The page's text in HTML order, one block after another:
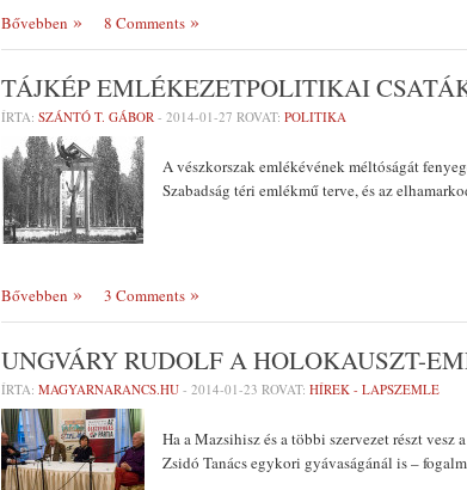
Bővebben 8 Comments
TÁJKÉP EMLÉKEZETPOLITIKAI
ÍRTA: SZÁNTÓ T. GÁBOR - 2014-01-27 ROVAT: POLITIKA
A vészkorszak emlékévének méltóságát
Szabadság téri emlékmű terve, és az
Bővebben 3 Comments
UNGVÁRY RUDOLF A HOLOKAUSZT-
ÍRTA: MAGYARNARANCS.HU - 2014-01-23 ROVAT: HÍREK - LAPSZEMLE
Ha a Mazsihisz és a többi szervezet részt
Zsidó Tanács egykori gyávaságánál is –